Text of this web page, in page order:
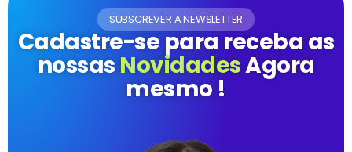
SUBSCREVER A NEWSLETTER
Cadastre-se para receba as
nossas NovidadesAgora
mesmo !